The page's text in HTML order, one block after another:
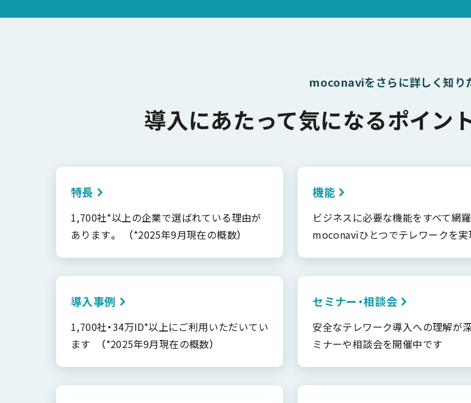
moconaviをさらに詳しく知り
導入にあたって気になるポイン
特長
1,700社*以上の企業で選ばれている理由が
あります。 （*2025年9月現在の概数）
機能
ビジネスに必要な機能をすべて網羅
moconaviひとつでテレワークを実
導入事例
1,700社・34万ID*以上にご利用いただいてい
ます （*2025年9月現在の概数）
セミナー・相談会
安全なテレワーク導入への理解が
ミナーや相談会を開催中です